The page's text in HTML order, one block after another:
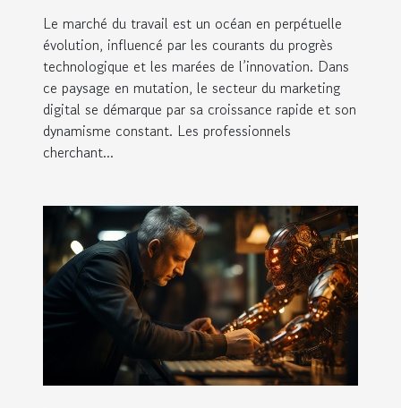
Le marché du travail est un océan en perpétuelle
évolution, influencé par les courants du progrès
technologique et les marées de l’innovation. Dans
ce paysage en mutation, le secteur du marketing
digital se démarque par sa croissance rapide et son
dynamisme constant. Les professionnels
cherchant...